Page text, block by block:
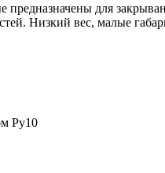
предназначены для
Низкий вес, малые
Ру10